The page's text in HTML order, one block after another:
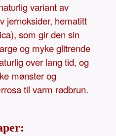
variant av
jernoksider, hematitt
som gir den sin
og myke glitrende
over lang tid, og
mønster og
til varm rødbrun.